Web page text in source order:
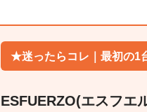
★迷ったらコレ｜最初の1
ESFUERZO(エスフエ